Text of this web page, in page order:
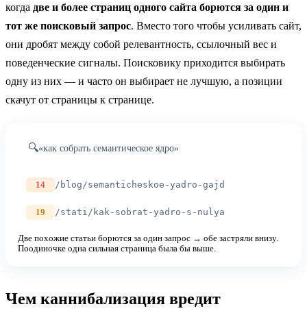
когда две и более страниц одного сайта борются за один и
тот же поисковый запрос. Вместо того чтобы усиливать сайт,
они дробят между собой релевантность, ссылочный вес и
поведенческие сигналы. Поисковику приходится выбирать
одну из них — и часто он выбирает не лучшую, а позиции
скачут от страницы к странице.
🔍«как собрать семантическое ядро»
14 /blog/semanticheskoe-yadro-gajd
19 /stati/kak-sobrat-yadro-s-nulya
Две похожие статьи борются за один запрос → обе застряли внизу.
Поодиночке одна сильная страница была бы выше.
Чем каннибализация вредит